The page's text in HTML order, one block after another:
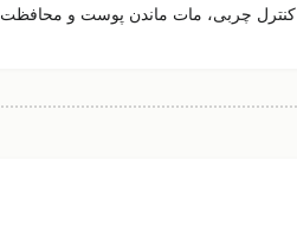
کنترل چربی، مات ماندن پوست و محافظت